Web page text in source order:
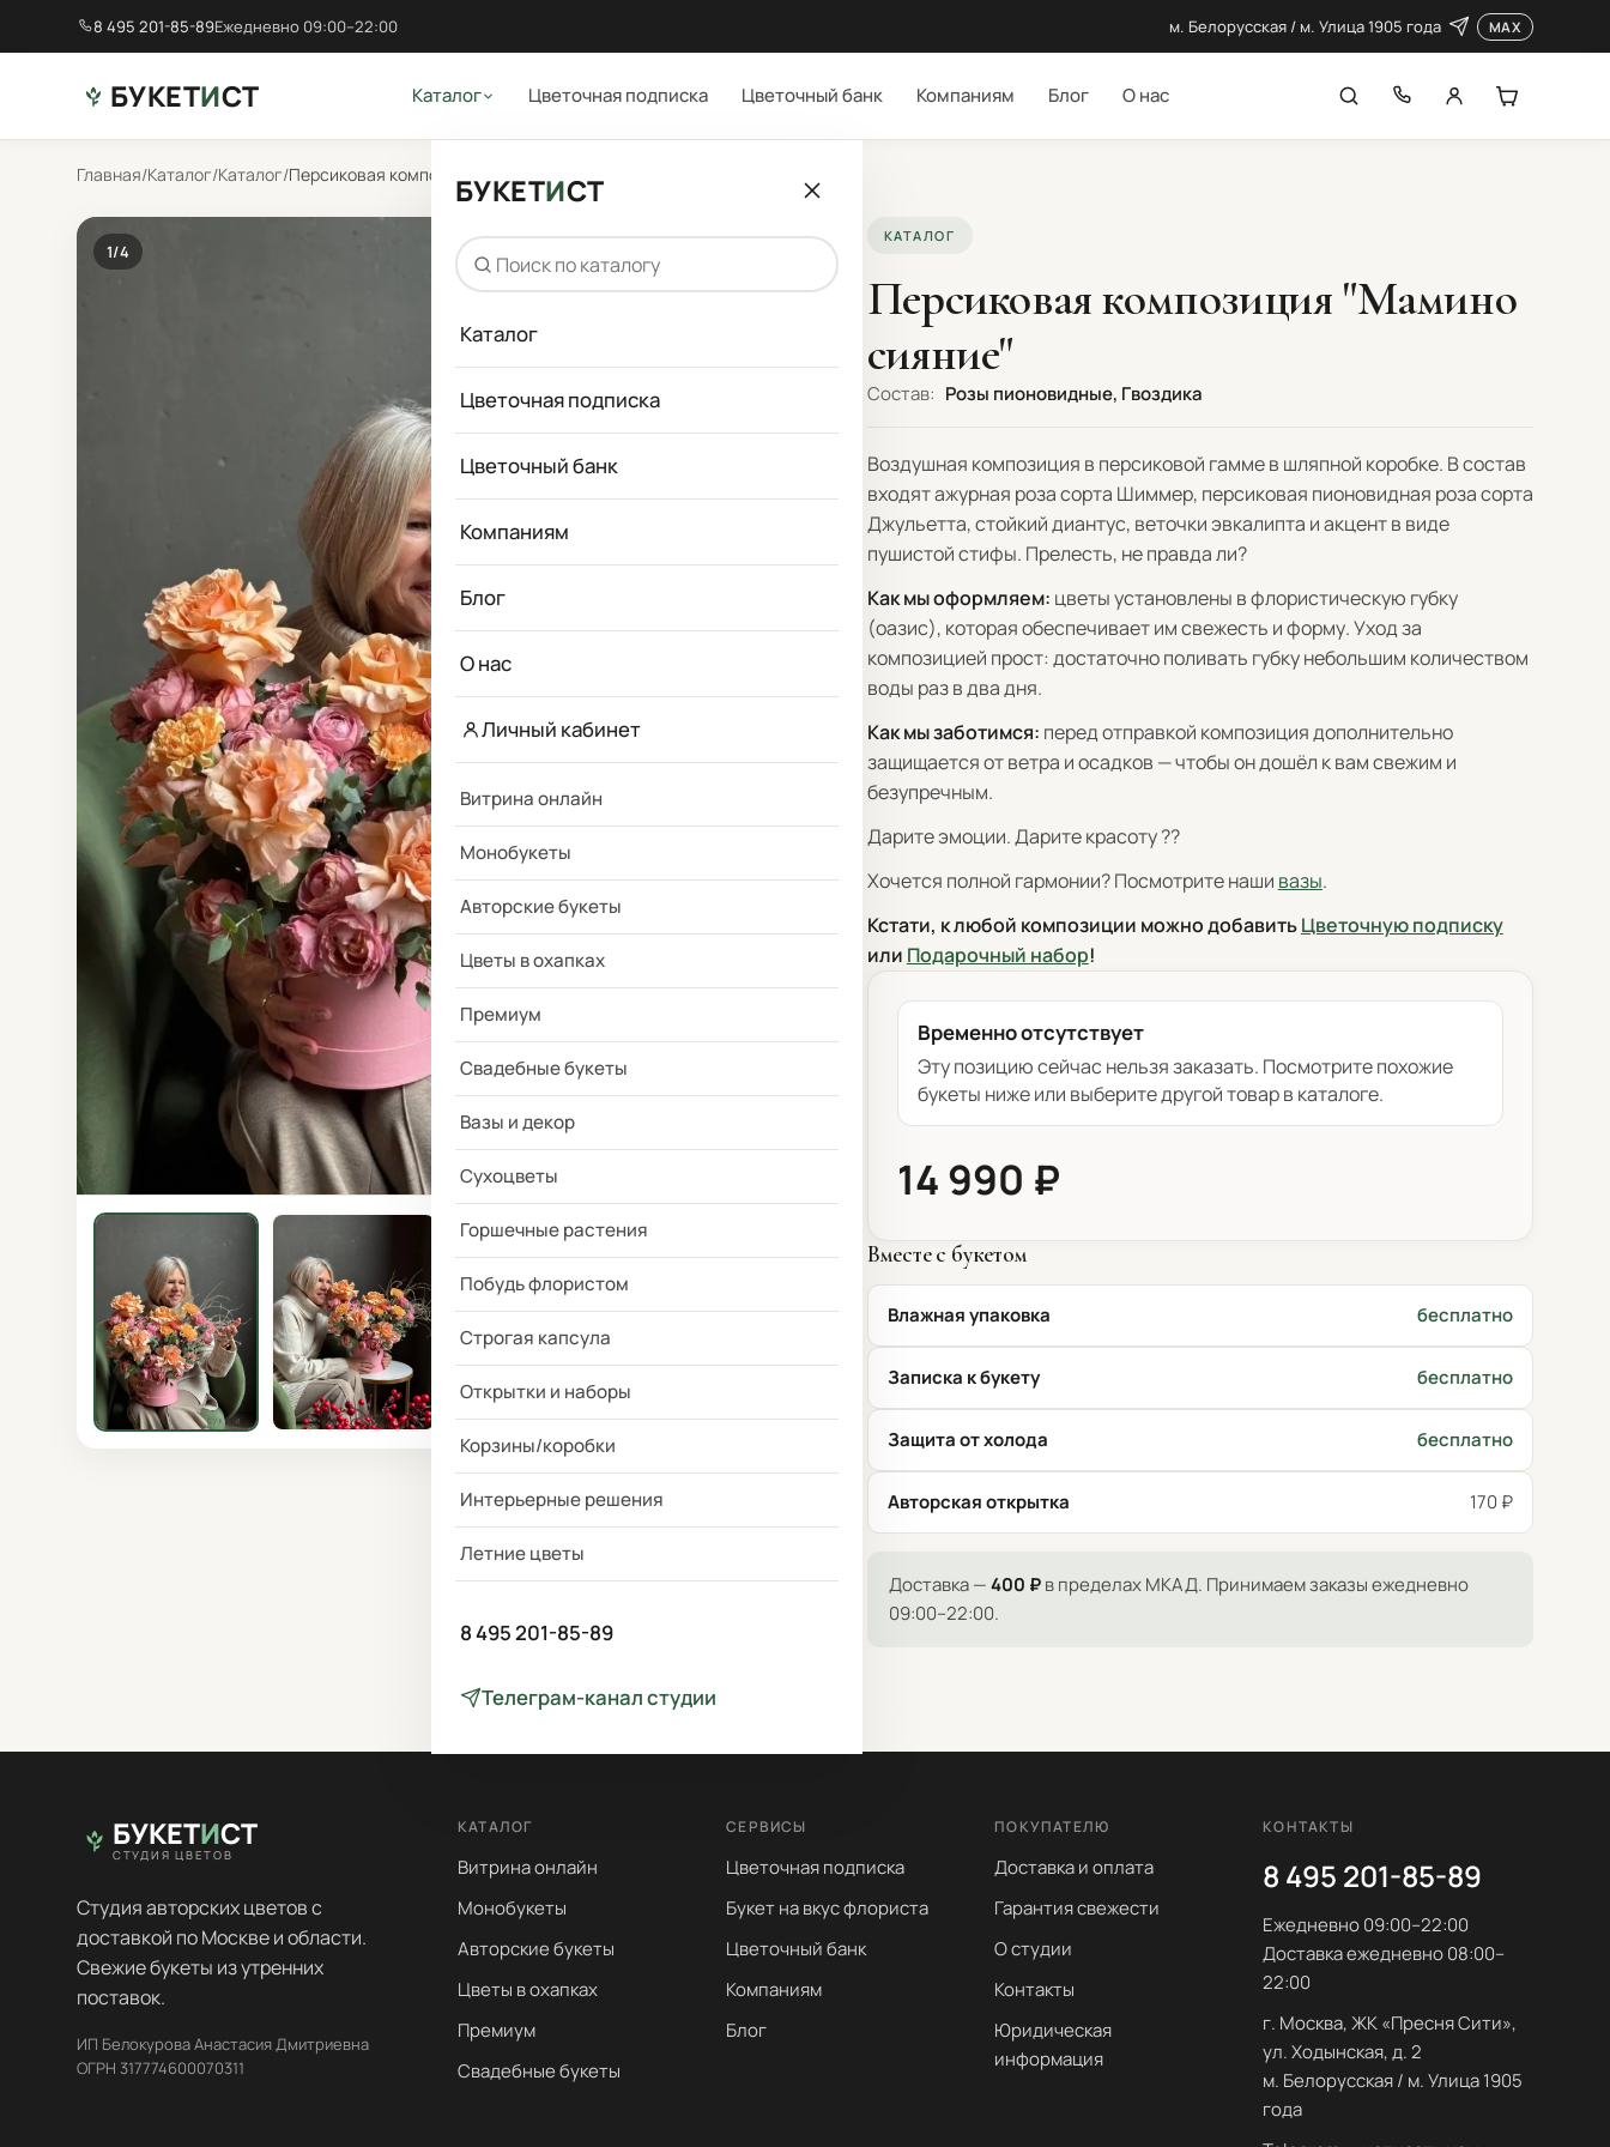
8 495 201-85-89Ежедневно 09:00–22:00 м. Белорусская / м. Улица 1905 года MAX
БУКЕТИСТ Каталог Цветочная подписка Цветочный банк Компаниям Блог О нас
БУКЕТИСТ
Каталог
Цветочная подписка
Цветочный банк
Компаниям
Блог
О нас
Личный кабинет
Витрина онлайн
Монобукеты
Авторские букеты
Цветы в охапках
Премиум
Свадебные букеты
Вазы и декор
Сухоцветы
Горшечные растения
Побудь флористом
Строгая капсула
Открытки и наборы
Корзины/коробки
Интерьерные решения
Летние цветы
8 495 201-85-89
Телеграм-канал студии
Главная/Каталог/Каталог/Персиковая композиция "Мамино сияние"
1/4
КАТАЛОГ
Персиковая композиция "Мамино
сияние"
Состав: Розы пионовидные, Гвоздика
Воздушная композиция в персиковой гамме в шляпной коробке. В состав
входят ажурная роза сорта Шиммер, персиковая пионовидная роза сорта
Джульетта, стойкий диантус, веточки эвкалипта и акцент в виде
пушистой стифы. Прелесть, не правда ли?
Как мы оформляем: цветы установлены в флористическую губку
(оазис), которая обеспечивает им свежесть и форму. Уход за
композицией прост: достаточно поливать губку небольшим количеством
воды раз в два дня.
Как мы заботимся: перед отправкой композиция дополнительно
защищается от ветра и осадков — чтобы он дошёл к вам свежим и
безупречным.
Дарите эмоции. Дарите красоту ??
Хочется полной гармонии? Посмотрите наши вазы.
Кстати, к любой композиции можно добавитьЦветочную подписку
или Подарочный набор!
Временно отсутствует
Эту позицию сейчас нельзя заказать. Посмотрите похожие
букеты ниже или выберите другой товар в каталоге.
14 990 ₽
Вместе с букетом
Влажная упаковка бесплатно
Записка к букету бесплатно
Защита от холода бесплатно
Авторская открытка 170 ₽
Доставка —400 ₽в пределах МКАД. Принимаем заказы ежедневно
09:00–22:00.
БУКЕТИСТ
СТУДИЯ ЦВЕТОВ
Студия авторских цветов с
доставкой по Москве и области.
Свежие букеты из утренних
поставок.
ИП Белокурова Анастасия Дмитриевна
ОГРН 317774600070311
КАТАЛОГ
Витрина онлайн
Монобукеты
Авторские букеты
Цветы в охапках
Премиум
Свадебные букеты
СЕРВИСЫ
Цветочная подписка
Букет на вкус флориста
Цветочный банк
Компаниям
Блог
ПОКУПАТЕЛЮ
Доставка и оплата
Гарантия свежести
О студии
Контакты
Юридическая
информация
КОНТАКТЫ
8 495 201-85-89
Ежедневно 09:00–22:00
Доставка ежедневно 08:00–
22:00
г. Москва, ЖК «Пресня Сити»,
ул. Ходынская, д. 2
м. Белорусская / м. Улица 1905
года